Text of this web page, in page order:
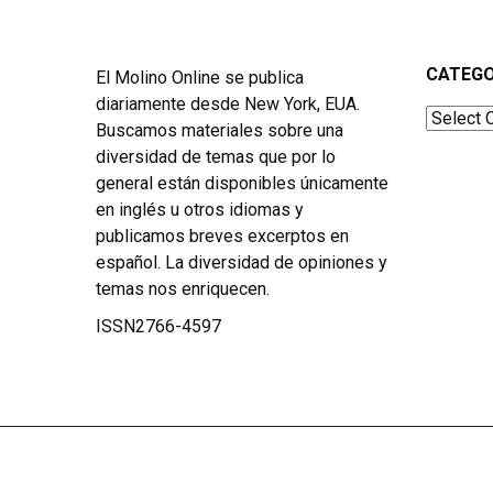
El Molino Online se publica
diariamente desde New York, EUA.
Buscamos materiales sobre una
diversidad de temas que por lo
general están disponibles únicamente
en inglés u otros idiomas y
publicamos breves excerptos en
español. La diversidad de opiniones y
temas nos enriquecen.
ISSN2766-4597